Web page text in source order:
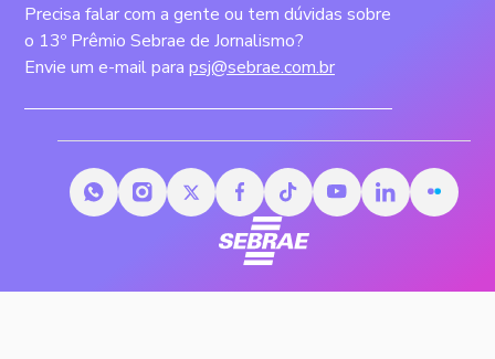
Precisa falar com a gente ou tem dúvidas sobre
o 13º Prêmio Sebrae de Jornalismo?
Envie um e-mail para psj@sebrae.com.br